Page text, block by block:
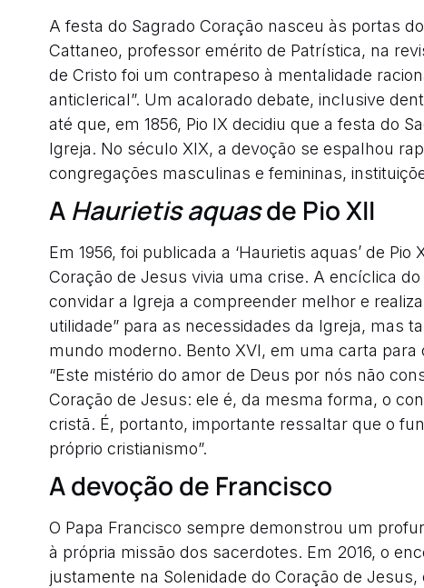
A festa do Sagrado Coração nasceu às portas
Cattaneo, professor emérito de Patrística, na
de Cristo foi um contrapeso à mentalidade
anticlerical”. Um acalorado debate, inclusive
até que, em 1856, Pio IX decidiu que a festa do
Igreja. No século XIX, a devoção se espalhou
congregações masculinas e femininas,
A Haurietis aquasde Pio XII
Em 1956, foi publicada a ‘Haurietis aquas’ de
Coração de Jesus vivia uma crise. A encíclica
convidar a Igreja a compreender melhor e
utilidade” para as necessidades da Igreja, mas
mundo moderno. Bento XVI, em uma carta para
“Este mistério do amor de Deus por nós não
Coração de Jesus: ele é, da mesma forma, o
cristã. É, portanto, importante ressaltar que o
próprio cristianismo”.
A devoção de Francisco
O Papa Francisco sempre demonstrou um
à própria missão dos sacerdotes. Em 2016, o
justamente na Solenidade do Coração de